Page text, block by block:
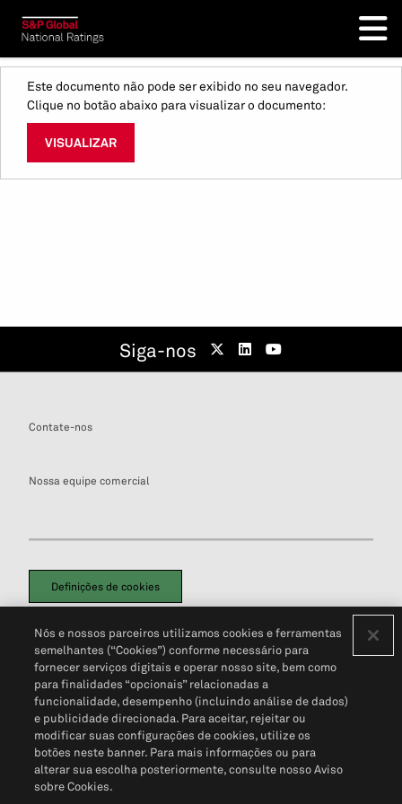
Este documento não pode ser exibido no seu navegador.
Clique no botão abaixo para visualizar o documento:
VISUALIZAR
Siga-nos
Contate-nos
Nossa equipe comercial
Definições de cookies
Política de PrivacidadePortal de privacidade do cliente (em inglês)
Não Venda Minhas Informações Pessoais© 2026 S&P Global
Nós e nossos parceiros utilizamos cookies e ferramentas
semelhantes (“Cookies”) conforme necessário para
fornecer serviços digitais e operar nosso site, bem como
para finalidades “opcionais” relacionadas a
funcionalidade, desempenho (incluindo análise de dados)
e publicidade direcionada. Para aceitar, rejeitar ou
modificar suas configurações de cookies, utilize os
botões neste banner. Para mais informações ou para
alterar sua escolha posteriormente, consulte nosso Aviso
sobre Cookies.